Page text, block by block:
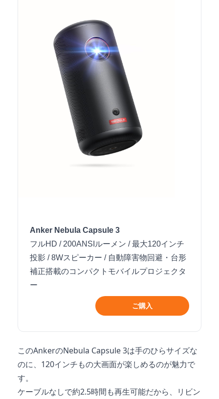
Anker Nebula Capsule 3
フルHD / 200ANSIルーメン / 最大120インチ
投影 / 8Wスピーカー / 自動障害物回避・台形
補正搭載のコンパクトモバイルプロジェクタ
ー
ご購入
このAnkerのNebula Capsule 3は手のひらサイズな
のに、120インチもの大画面が楽しめるのが魅力で
す。
ケーブルなしで約2.5時間も再生可能だから、リビン